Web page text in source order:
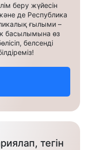
беру жүйесін
де Республика
ғылыми –
басылымына өз
белсенді
тегін